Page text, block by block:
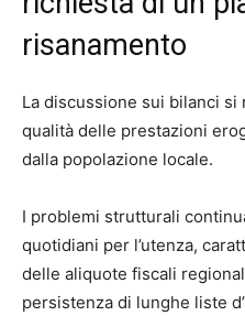
risanamento
La discussione sui bilanci
qualità delle prestazioni
dalla popolazione locale.
I problemi strutturali
quotidiani per l’utenza,
delle aliquote fiscali
persistenza di lunghe liste